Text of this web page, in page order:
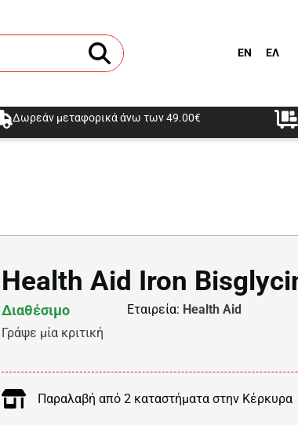
EN ΕΛ
Δωρεάν μεταφορικά άνω των 49.00€
Health Aid Iron
Διαθέσιμο Εταιρεία: Health Aid
Γράψε μία κριτική
Παραλαβή από 2 καταστήματα στην Κέρκυρα